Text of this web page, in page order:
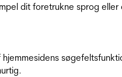
dit foretrukne sprog eller